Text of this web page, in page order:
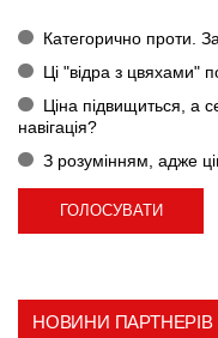
Категорично проти.
Ці "відра з цвяхами"
Ціна підвищиться, а
навігація?
З розумінням, адже
НОВИНИ ПАРТНЕРІВ